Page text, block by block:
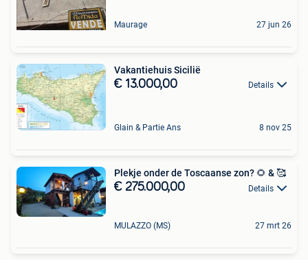
Maurage 27 jun 26
Vakantiehuis Sicilië
€ 13.000,00 Details
Glain & Partie Ans 8 nov 25
Plekje onder de Toscaanse zon? 🌻 & 🥰
€ 275.000,00 Details
MULAZZO (MS) 27 mrt 26